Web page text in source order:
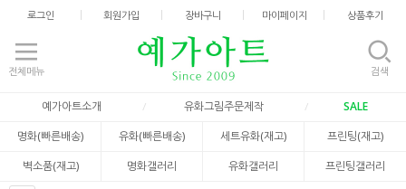
로그인 회원가입 장바구니 마이페이지 상품후기
전체메뉴 검색
예가아트소개 유화그림주문제작
SALE
명화(빠른배송)
유화(빠른배송) 세트유화(재고)
프린팅(재고)
벽소품(재고)
명화갤러리 유화갤러리 프린팅갤러리